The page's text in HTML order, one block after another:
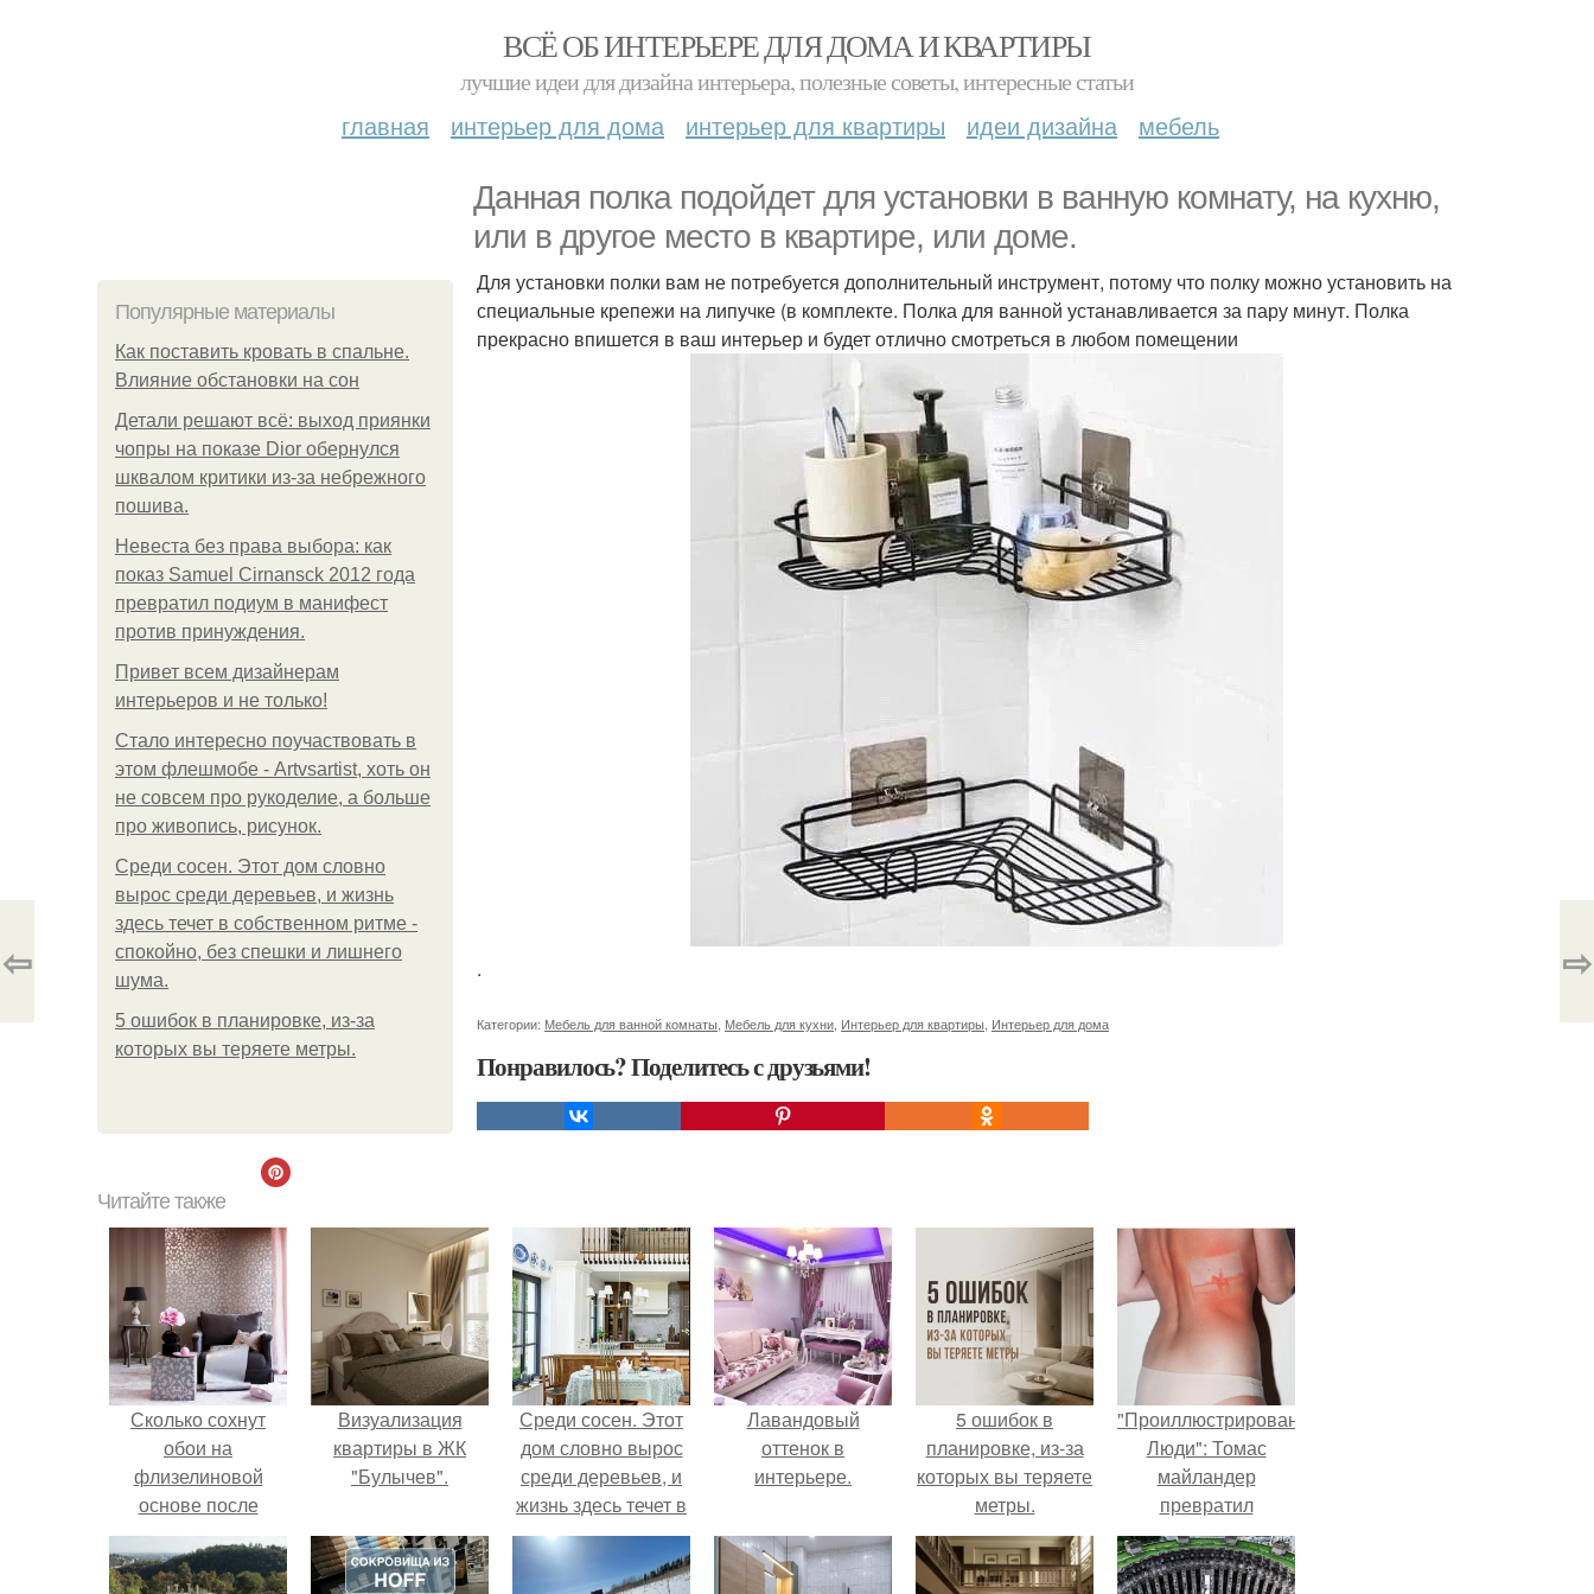
ВСЁ ОБ ИНТЕРЬЕРЕ ДЛЯ ДОМА И КВАРТИРЫ
лучшие идеи для дизайна интерьера, полезные советы, интересные статьи
главная интерьер для дома интерьер для квартиры идеи дизайна мебель
Данная полка подойдет для установки в ванную комнату, на кухню,
или в другое место в квартире, или доме.
Популярные материалы
Как поставить кровать в спальне.
Влияние обстановки на сон
Детали решают всё: выход приянки
чопры на показе Dior обернулся
шквалом критики из-за небрежного
пошива.
Невеста без права выбора: как
показ Samuel Cirnansck 2012 года
превратил подиум в манифест
против принуждения.
Привет всем дизайнерам
интерьеров и не только!
Стало интересно поучаствовать в
этом флешмобе - Artvsartist, хоть он
не совсем про рукоделие, а больше
про живопись, рисунок.
Среди сосен. Этот дом словно
вырос среди деревьев, и жизнь
здесь течет в собственном ритме -
спокойно, без спешки и лишнего
шума.
5 ошибок в планировке, из-за
которых вы теряете метры.
Для установки полки вам не потребуется дополнительный инструмент, потому что полку можно установить на
специальные крепежи на липучке (в комплекте. Полка для ванной устанавливается за пару минут. Полка
прекрасно впишется в ваш интерьер и будет отлично смотреться в любом помещении
.
Категории: Мебель для ванной комнаты Мебель для кухни Интерьер для квартиры Интерьер для дома
Понравилось? Поделитесь с друзьями!
⇦ ⇨
Читайте также
Сколько сохнут
обои на
флизелиновой
основе после
поклейки. Когда
высохнет клей?
Визуализация
квартиры в ЖК
"Булычев".
Среди сосен. Этот
дом словно вырос
среди деревьев, и
жизнь здесь течет в
собственном ритме
- спокойно, без
Лавандовый
оттенок в
интерьере.
5 ошибок в
планировке, из-за
которых вы теряете
метры.
"Проиллюстрированные
Люди": Томас
майландер
превратил
солнечные ожоги в
арт - объект.